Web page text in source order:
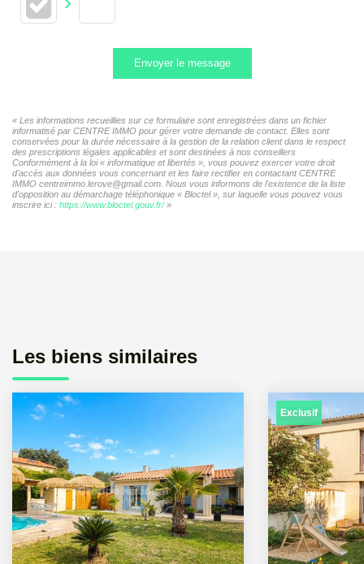
Envoyer le message
« Les informations recueillies sur ce formulaire sont enregistrées dans un fichier
informatisé par CENTRE IMMO pour gérer votre demande de contact. Elles sont
conservées pour la durée nécessaire à la gestion de la relation client dans le respect
des prescriptions légales applicables et sont destinées à nos conseillers
Conformément à la loi « informatique et libertés », vous pouvez exercer votre droit
d'accès aux données vous concernant et les faire rectifier en contactant CENTRE
IMMO centreimmo.lerove@gmail.com. Nous vous informons de l'existence de la liste
d'opposition au démarchage téléphonique « Bloctel », sur laquelle vous pouvez vous
inscrire ici : https://www.bloctel.gouv.fr/»
Les biens similaires
Exclusif